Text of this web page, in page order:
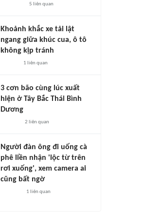
5 liên quan
Khoảnh khắc xe tải lật
ngang giữa khúc cua, ô tô
không kịp tránh
1 liên quan
3 cơn bão cùng lúc xuất
hiện ở Tây Bắc Thái Bình
Dương
2 liên quan
Người đàn ông đi uống cà
phê liền nhận 'lộc từ trên
rơi xuống', xem camera ai
cũng bất ngờ
1 liên quan